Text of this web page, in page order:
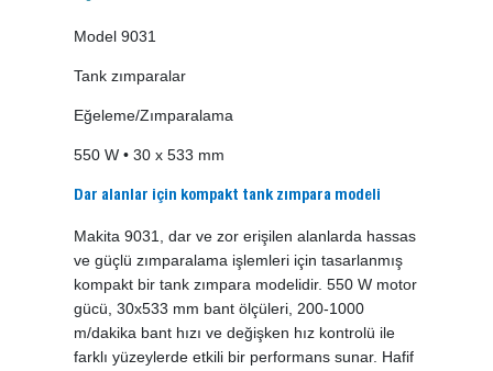
Model 9031
Tank zımparalar
Eğeleme/Zımparalama
550 W • 30 x 533 mm
Dar alanlar için kompakt tank zımpara modeli
Makita 9031, dar ve zor erişilen alanlarda hassas
ve güçlü zımparalama işlemleri için tasarlanmış
kompakt bir tank zımpara modelidir. 550 W motor
gücü, 30x533 mm bant ölçüleri, 200-1000
m/dakika bant hızı ve değişken hız kontrolü ile
farklı yüzeylerde etkili bir performans sunar. Hafif